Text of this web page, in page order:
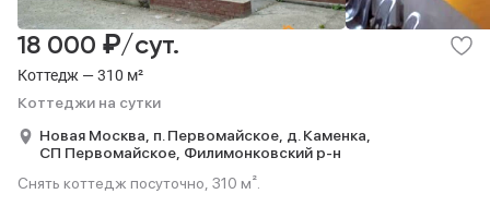
Коттедж — 310 м²
Коттеджи на сутки
18 000 ₽/сут.
Новая Москва, п. Первомайское, д. Каменка,
СП Первомайское, Филимонковский р-н
Снять коттедж посуточно, 310 м².